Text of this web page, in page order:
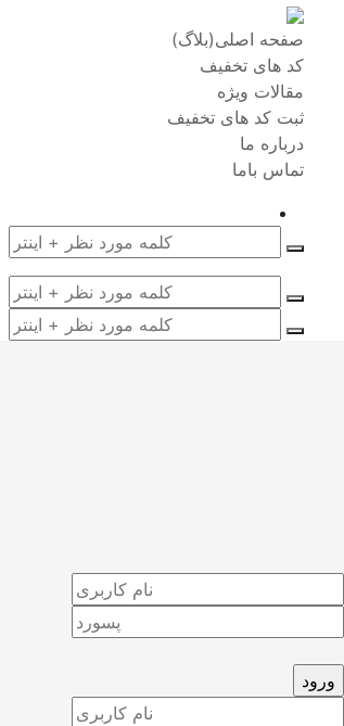
صفحه اصلی(بلاگ)
کد های تخفیف
مقالات ویژه
ثبت کد های تخفیف
درباره ما
تماس باما